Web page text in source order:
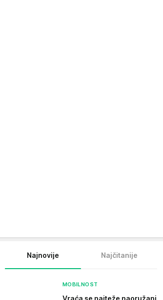
Najnovije Najčitanije
MOBILNOST
Vraća se najteže naoružani